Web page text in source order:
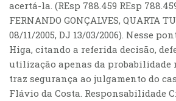
acertá-la. (REsp 788.459 REsp
FERNANDO GONÇALVES, QUARTA
08/11/2005, DJ 13/03/2006). Nesse
Higa, citando a referida decisão,
utilização apenas da probabilidade
traz segurança ao julgamento do
Flávio da Costa. Responsabilidade